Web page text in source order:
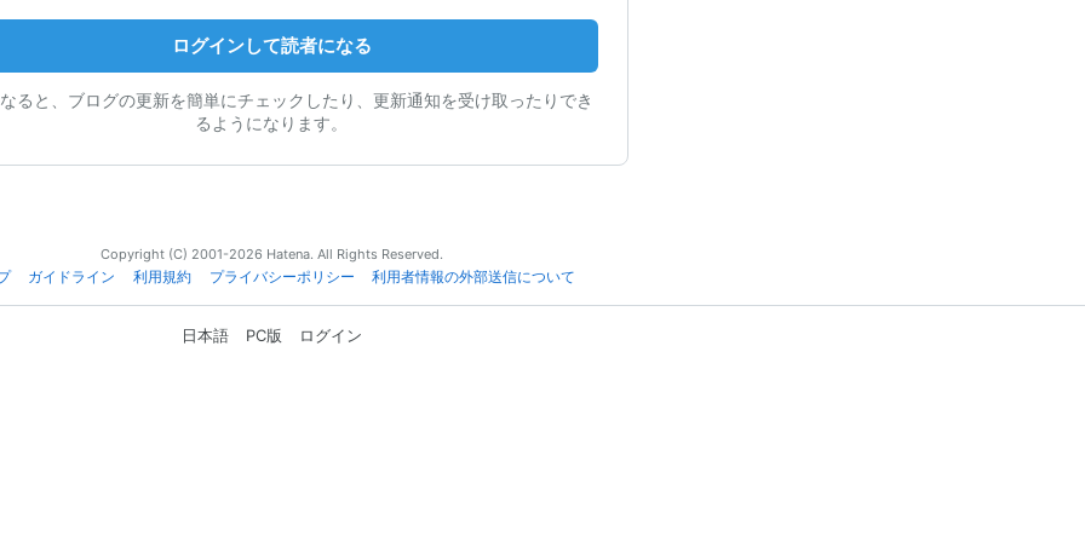
ログインして読者になる
ると、ブログの更新を簡単にチェックしたり、更新通知を受け取ったりでき
るようになります。
Copyright (C) 2001-2026 Hatena. All Rights Reserved.
ガイドライン 利用規約 プライバシーポリシー 利用者情報の外部送信について
日本語 PC版 ログイン